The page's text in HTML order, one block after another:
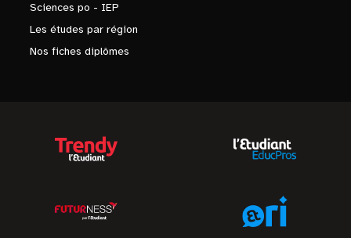
Sciences po - IEP
Les études par région
Nos fiches diplômes